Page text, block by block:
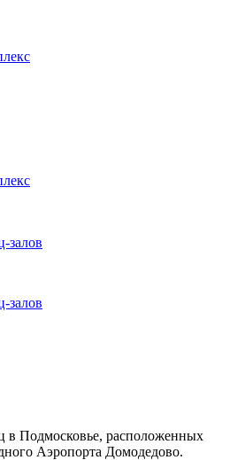
залов
залов
в Подмосковье, расположенных
Аэропорта Домодедово.